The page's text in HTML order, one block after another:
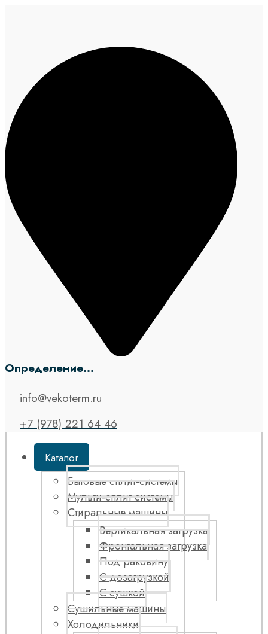
Определение...
info@vekoterm.ru
+7 (978) 221 64 46
Каталог
Бытовые сплит-системы
Мульти-сплит системы
Стиральные машины
Вертикальная загрузка
Фронтальная загрузка
Под раковину
С дозагрузкой
С сушкой
Сушильные машины
Холодильники